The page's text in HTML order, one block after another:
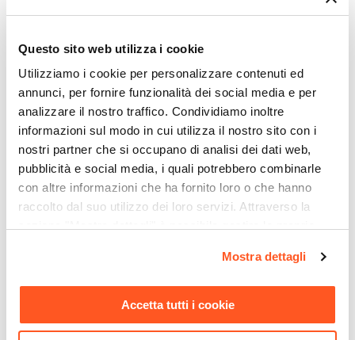
Questo sito web utilizza i cookie
Utilizziamo i cookie per personalizzare contenuti ed
annunci, per fornire funzionalità dei social media e per
analizzare il nostro traffico. Condividiamo inoltre
informazioni sul modo in cui utilizza il nostro sito con i
nostri partner che si occupano di analisi dei dati web,
pubblicità e social media, i quali potrebbero combinarle
con altre informazioni che ha fornito loro o che hanno
raccolto dal suo utilizzo dei loro servizi. Attraverso la
momento. Per maggiori informazioni si invita a leggere la
Mostra dettagli
Accetta tutti i cookie
Altezza
117 cm
Colore
Bianco
Finitura
Opaca
Materiale Struttura
Legno MDF
56,8 x 34,9 cm
Numero Scomparti Interni
3 scomparti
tessuto blu con schienale
regolabile in 6 posizioni -
Terat
CODICE:AY-TVB
con 4 ante soft close bianco
opaco cannettato - Ayla